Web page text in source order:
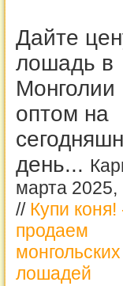
Дайте
лошадь в
Монголии
оптом на
день...
марта 2025,
// Купи коня!
продаем
монгольских
лошадей